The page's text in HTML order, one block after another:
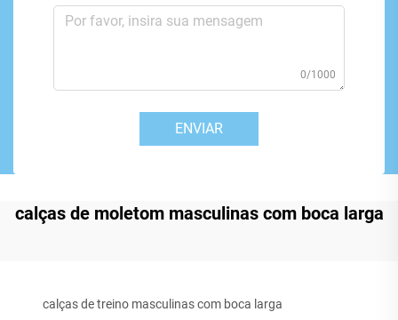
0/1000
ENVIAR
calças de moletom masculinas com boca larga
calças de treino masculinas com boca larga